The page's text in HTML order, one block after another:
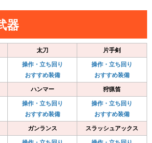
器
太刀
片手剣
操作・立ち回り
おすすめ装備
操作・立ち回り
おすすめ装備
ハンマー
狩猟笛
操作・立ち回り
おすすめ装備
操作・立ち回り
おすすめ装備
ガンランス
スラッシュアックス